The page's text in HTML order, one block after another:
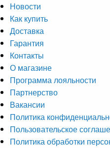
Новости
Как купить
Доставка
Гарантия
Контакты
О магазине
Программа лояльности
Партнерство
Вакансии
Политика
Пользовательское
Политика обработки